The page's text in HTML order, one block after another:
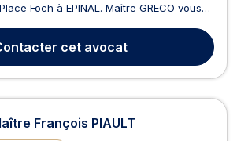
Foch à EPINAL. Maître GRECO vous
Police, tribunal Correctionnel, cour
soyez victimes,...cet avocat
François PIAULT